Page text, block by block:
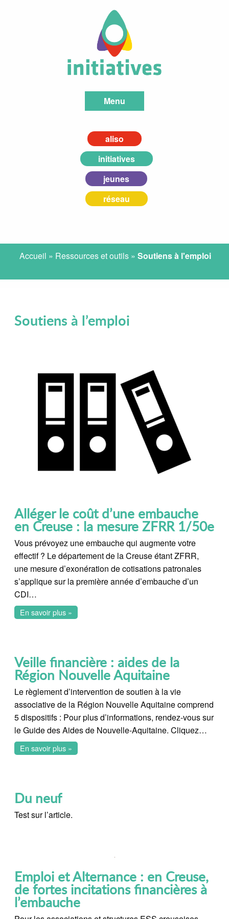
Menu
aliso
initiatives
jeunes
réseau
Accueil » Ressources et outils »Soutiens à l'emploi
Soutiens à l’emploi
Alléger le coût d’une embauche
en Creuse : la mesure ZFRR 1/50e
Vous prévoyez une embauche qui augmente votre
effectif ? Le département de la Creuse étant ZFRR,
une mesure d’exonération de cotisations patronales
s’applique sur la première année d’embauche d’un
CDI…
En savoir plus »
Veille financière : aides de la
Région Nouvelle Aquitaine
Le règlement d’intervention de soutien à la vie
associative de la Région Nouvelle Aquitaine comprend
5 dispositifs : Pour plus d’informations, rendez-vous sur
le Guide des Aides de Nouvelle-Aquitaine. Cliquez…
En savoir plus »
Du neuf
Test sur l’article.
Emploi et Alternance : en Creuse,
de fortes incitations financières à
l’embauche